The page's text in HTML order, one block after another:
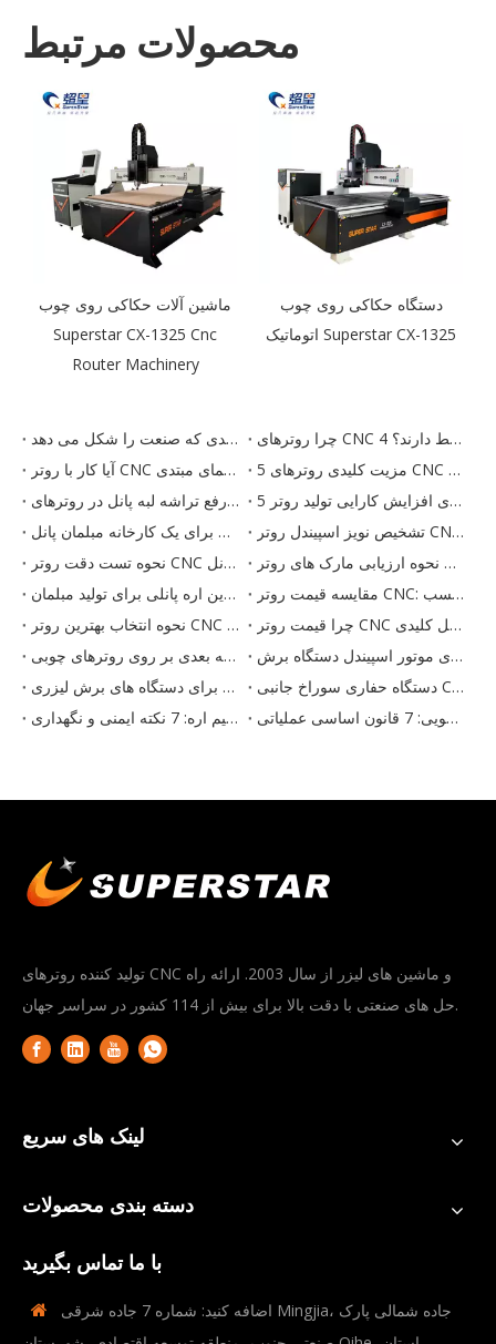
محصولات مرتبط
ماشین آلات حکاکی روی چوب
Superstar CX-1325 Cnc
Router Machinery
دستگاه حکاکی روی چوب
اتوماتیک Superstar CX-1325
آینده مبلمان تابلویی: 5 روندی که صنعت را شکل می دهد
چرا روترهای CNC 4 اسپیندل بر تولید مبلمان پانل تسلط دارند؟
آیا کار با روتر CNC آسان است؟ راهنمای مبتدی
5 مزیت کلیدی روترهای CNC برای تولید مبلمان
نحوه رفع تراشه لبه پانل در روترهای CNC
5 راه برای افزایش کارایی تولید روتر CNC
لیست کامل تجهیزات برای یک کارخانه مبلمان پانل
تشخیص نویز اسپیندل روتر CNC: علل و رفع
نحوه تست دقت روتر CNC برای مبلمان پانل
نحوه ارزیابی مارک های روتر CNC: کیفیت در مقابل قیمت
نحوه انتخاب بهترین اره پانلی برای تولید مبلمان
مقایسه قیمت روتر CNC: نحوه ارزیابی ارزش فراتر از برچسب
نحوه انتخاب بهترین روتر CNC چوب: معیارهای ارزیابی کلیدی
چرا قیمت روتر CNC چوب کاری متفاوت است: 5 عامل کلیدی
حکاکی سه بعدی بر روی روترهای چوبی CNC: نکات مسیر ابزار
تعمیر و نگهداری موتور اسپیندل دستگاه برش CNC
راهنمای تعمیر و نگهداری تابستانی برای دستگاه های برش لیزری
دستگاه حفاری سوراخ جانبی CNC: نحوه رفع حفاری نادرست
راهنمای عملکرد بیم اره: 7 نکته ایمنی و نگهداری
ایمنی اره میز کشویی: 7 قانون اساسی عملیاتی
تولید کننده روترهای CNC و ماشین های لیزر از سال 2003. ارائه راه
حل های صنعتی با دقت بالا برای بیش از 114 کشور در سراسر جهان.
لینک های سریع
دسته بندی محصولات
با ما تماس بگیرید
